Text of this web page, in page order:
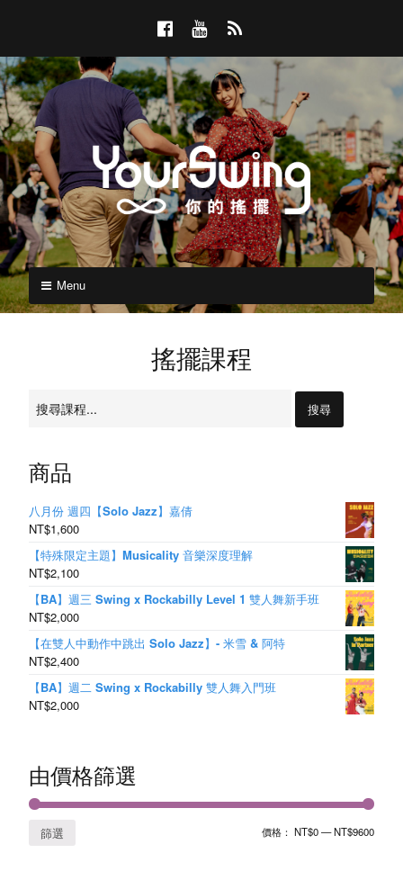
content
a
c
e
b
o
o
k
o
u
T
u
b
e
S
S
Y
o
S
i
n
g
YOURSWING
的
搖
Menu
搖擺課程
尋：
商品
八月份 週四【Solo Jazz】嘉倩
NT$1,600
【特殊限定主題】Musicality 音樂深度理解
NT$2,100
【BA】週三 Swing x Rockabilly Level 1 雙人舞新手班
NT$2,000
【在雙人中動作中跳出 Solo Jazz】- 米雪 & 阿特
NT$2,400
【BA】週二 Swing x Rockabilly 雙人舞入門班
NT$2,000
由價格篩選
篩選 價格： NT$0—NT$9600